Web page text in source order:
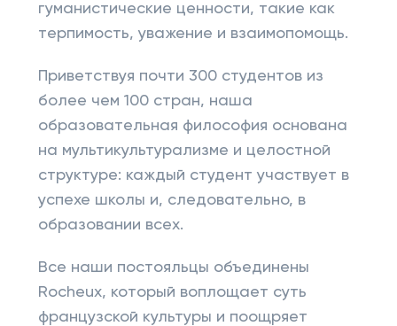
гуманистические ценности, такие как
терпимость, уважение и взаимопомощь.
Приветствуя почти 300 студентов из
более чем 100 стран, наша
образовательная философия основана
на мультикультурализме и целостной
структуре: каждый студент участвует в
успехе школы и, следовательно, в
образовании всех.
Все наши постояльцы объединены
Rocheux, который воплощает суть
французской культуры и поощряет